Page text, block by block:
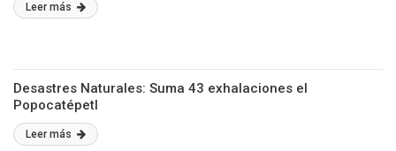
Leer más
Desastres Naturales: Suma 43 exhalaciones el
Popocatépetl
Leer más